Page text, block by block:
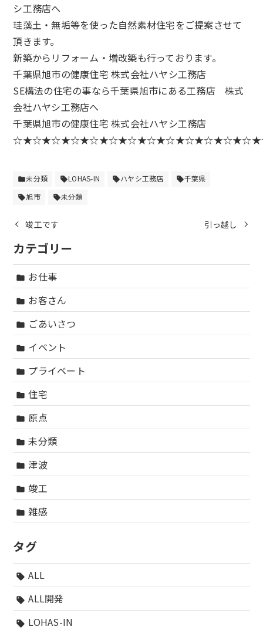
シ工務店へ
珪藻土・無垢等を使った自然素材住宅をご提案させて
頂きます。
新築からリフォーム・増改築も行っております。
千葉県旭市の健康住宅 株式会社ハヤシ工務店
SE構法の住宅の事なら千葉県旭市にある工務店 株式
会社ハヤシ工務店へ
千葉県旭市の健康住宅 株式会社ハヤシ工務店
folder未分類 sellLOHAS-IN sellハヤシ工務店 sell千葉県
sell旭市 sell未分類
竣工です 引っ越し
カテゴリー
folder お仕事
folder お客さん
folder ごあいさつ
folder イベント
folder プライベート
folder 住宅
folder 原点
folder 未分類
folder 津波
folder 竣工
folder 雑感
タグ
sell ALL
sell ALL開発
sell LOHAS-IN